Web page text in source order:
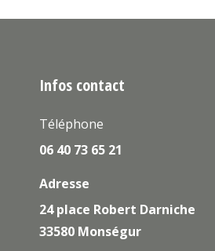
Infos contact
Téléphone
06 40 73 65 21
Adresse
24 place Robert Darniche
33580 Monségur